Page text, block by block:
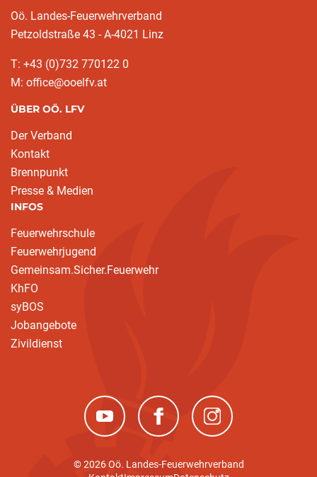
Oö. Landes-Feuerwehrverband
Petzoldstraße 43 - A-4021 Linz
T: +43 (0)732 770122 0
M: office@ooelfv.at
ÜBER OÖ. LFV
Der Verband
Kontakt
Brennpunkt
Presse & Medien
INFOS
Feuerwehrschule
Feuerwehrjugend
Gemeinsam.Sicher.Feuerwehr
KhFO
syBOS
Jobangebote
Zivildienst
(neues Fenster)(neues Fenster)(neues Fenster)
© 2026 Oö. Landes-Feuerwehrverband